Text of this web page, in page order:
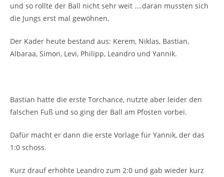
und so rollte der Ball nicht sehr weit ….daran mussten sich
die Jungs erst mal gewöhnen.
Der Kader heute bestand aus: Kerem, Niklas, Bastian,
Albaraa, Simon, Levi, Philipp, Leandro und Yannik.
Bastian hatte die erste Torchance, nutzte aber leider den
falschen Fuß und so ging der Ball am Pfosten vorbei.
Dafür macht er dann die erste Vorlage für Yannik, der das
1:0 schoss.
Kurz drauf erhöhte Leandro zum 2:0 und gab wieder kurz